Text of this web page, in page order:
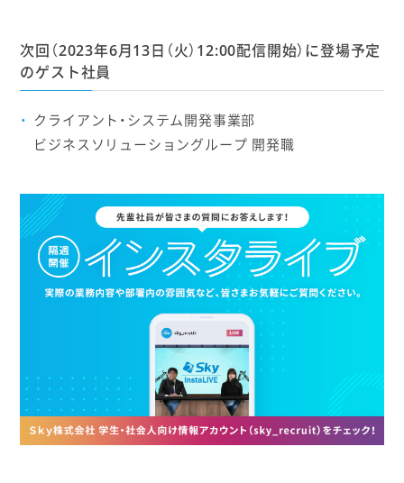
次回（2023年6月13日（火）12:00配信開始）に登場予定
のゲスト社員
クライアント・システム開発事業部
ビジネスソリューショングループ 開発職